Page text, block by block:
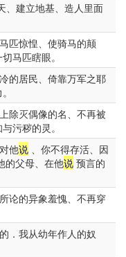
、建立地基、造人里面
匹惊惶、使骑马的颠
马匹瞎眼。
的居民、倚靠万军之耶
除灭偶像的名、不再被
污秽的灵。
他说 、你不得存活、因
的父母、在他说预言的
论的异象羞愧、不再穿
．我从幼年作人的奴